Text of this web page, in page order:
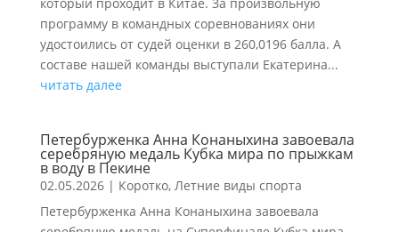
программу в командных соревнованиях они
удостоились от судей оценки в 260,0196 балла. А
составе нашей команды выступали Екатерина...
читать далее
Петербурженка Анна Конаныхина завоевала
серебряную медаль Кубка мира по прыжкам
в воду в Пекине
02.05.2026| Коротко, Летние виды спорта
Петербурженка Анна Конаныхина завоевала